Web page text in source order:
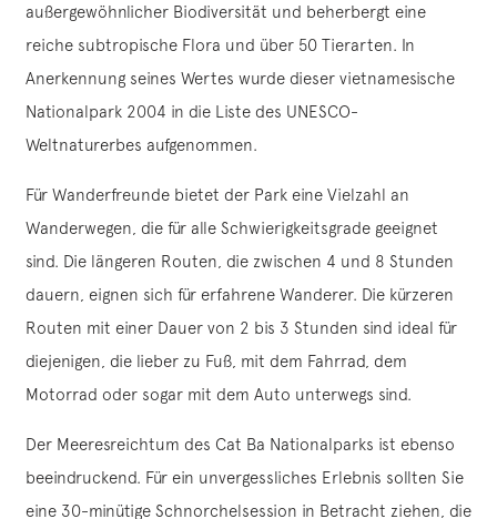
außergewöhnlicher Biodiversität und beherbergt eine
reiche subtropische Flora und über 50 Tierarten. In
Anerkennung seines Wertes wurde dieser vietnamesische
Nationalpark 2004 in die Liste des UNESCO-
Weltnaturerbes aufgenommen.
Für Wanderfreunde bietet der Park eine Vielzahl an
Wanderwegen, die für alle Schwierigkeitsgrade geeignet
sind. Die längeren Routen, die zwischen 4 und 8 Stunden
dauern, eignen sich für erfahrene Wanderer. Die kürzeren
Routen mit einer Dauer von 2 bis 3 Stunden sind ideal für
diejenigen, die lieber zu Fuß, mit dem Fahrrad, dem
Motorrad oder sogar mit dem Auto unterwegs sind.
Der Meeresreichtum des Cat Ba Nationalparks ist ebenso
beeindruckend. Für ein unvergessliches Erlebnis sollten Sie
eine 30-minütige Schnorchelsession in Betracht ziehen, die